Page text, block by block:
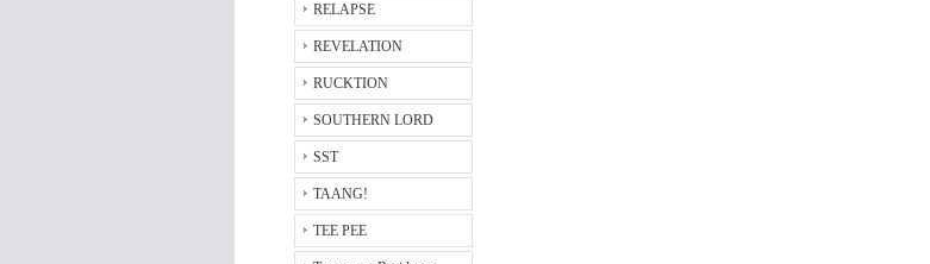
RELAPSE
REVELATION
RUCKTION
SOUTHERN LORD
SST
TAANG!
TEE PEE